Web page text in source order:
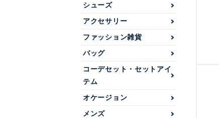
シューズ
アクセサリー
ファッション雑貨
バッグ
コーデセット・セットアイ
テム
オケージョン
メンズ